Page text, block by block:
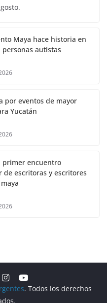
Maya hace historia en
personas autistas
por eventos de mayor
Yucatán
primer encuentro
de escritoras y escritores
. Todos los derechos